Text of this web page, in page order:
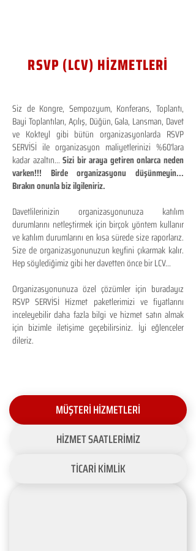
RSVP (LCV) HİZMETLERİ
Siz de Kongre, Sempozyum, Konferans, Toplantı,
Bayi Toplantıları, Açılış, Düğün, Gala, Lansman, Davet
ve Kokteyl gibi bütün organizasyonlarda RSVP
SERVİSİ ile organizasyon maliyetlerinizi %60'lara
kadar azaltın...Sizi bir araya getiren onlarca neden
varken!!! Birde organizasyonu düşünmeyin...
Bırakın onunla biz ilgileniriz.
Davetlilerinizin organizasyonunuza katılım
durumlarını netleştirmek için birçok yöntem kullanır
ve katılım durumlarını en kısa sürede size raporlarız.
Size de organizasyonunuzun keyfini çıkarmak kalır.
Hep söylediğimiz gibi her davetten önce bir LCV...
Organizasyonunuza özel çözümler için buradayız
RSVP SERVİSİ Hizmet paketlerimizi ve fiyatlarını
inceleyebilir daha fazla bilgi ve hizmet satın almak
için bizimle iletişime geçebilirsiniz. İyi eğlenceler
dileriz.
MÜŞTERİ HİZMETLERİ
HİZMET SAATLERİMİZ
TİCARİ KİMLİK